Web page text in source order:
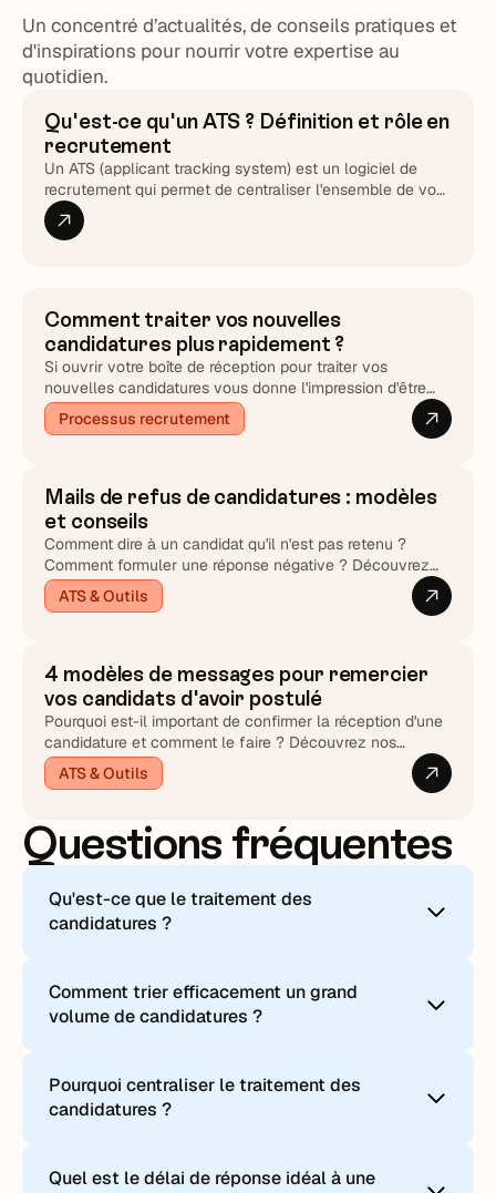
Un concentré d’actualités, de conseils pratiques et
d'inspirations pour nourrir votre expertise au
quotidien.
ATS & Outils
Qu'est-ce qu'un ATS ? Définition et rôle en
recrutement
Un ATS (applicant tracking system) est un logiciel de
recrutement qui permet de centraliser l'ensemble de vos
actions et données dans un outil unique.
Comment traiter vos nouvelles
candidatures plus rapidement ?
Si ouvrir votre boîte de réception pour traiter vos
nouvelles candidatures vous donne l'impression d'être
quotidiennement submergé•e par un tsunami de CV, il se
pourrait que cet article vous intéresse.
Processus recrutement
Mails de refus de candidatures : modèles
et conseils
Comment dire à un candidat qu'il n'est pas retenu ?
Comment formuler une réponse négative ? Découvrez
nos modèles à personnaliser.
ATS & Outils
4 modèles de messages pour remercier
vos candidats d'avoir postulé
Pourquoi est-il important de confirmer la réception d'une
candidature et comment le faire ? Découvrez nos
exemples d'e-mails à envoyer aux candidats.
ATS & Outils
Questions fréquentes
Qu'est-ce que le traitement des
candidatures ?
l'ensemble des actions menées entre la
réception d'une candidature et la décision finale
Un bon traitement repose sur une vision
Comment trier efficacement un grand
volume de candidatures ?
vues de travail filtrées (par recrutement, priorité
ou étape), des critères de qualification définis en
Pourquoi centraliser le traitement des
candidatures ?
Quel est le délai de réponse idéal à une